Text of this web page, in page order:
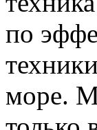
по
море.